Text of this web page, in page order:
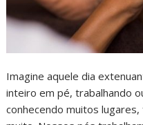
Imagine aquele dia
inteiro em pé, trabalhando
conhecendo muitos